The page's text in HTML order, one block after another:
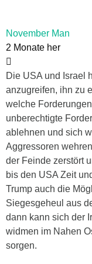
November Man
2 Monate her
Die USA und Israel
anzugreifen, ihn zu
welche
unberechtigte
ablehnen und sich
Aggressoren
der Feinde zerstört
bis den USA Zeit
Trump auch die
Siegesgeheul aus
dann kann sich der
widmen im Nahen
sorgen.